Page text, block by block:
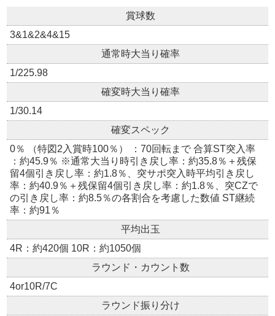
賞球数
3&1&2&4&15
通常時大当り確率
1/225.98
確変時大当り確率
1/30.14
確変スペック
0％ （特図2入賞時100％） ：70回転まで 合算ST突入率
：約45.9％ ※通常大当り時引き戻し率：約35.8％＋残保
留4個引き戻し率：約1.8％、突サポ突入時平均引き戻し
率：約40.9％＋残保留4個引き戻し率：約1.8％、突CZで
の引き戻し率：約8.5％の各割合を考慮した数値 ST継続
率：約91％
平均出玉
4R：約420個 10R：約1050個
ラウンド・カウント数
4or10R/7C
ラウンド振り分け